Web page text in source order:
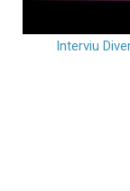
Interviu